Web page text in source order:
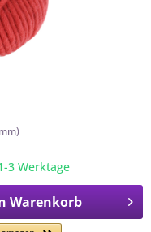
3 Werktage
Warenkorb